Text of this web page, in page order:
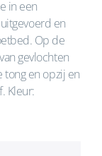
in een
en
Op de
gevlochten
en opzij en
Kleur: